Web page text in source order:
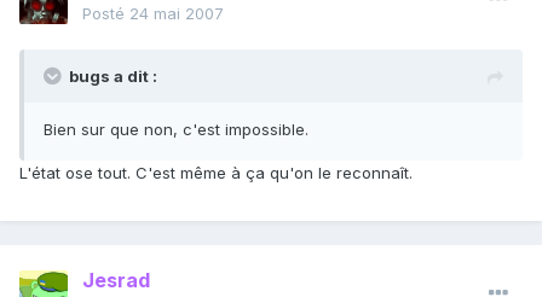
Posté 24 mai 2007
bugs a dit :
Bien sur que non, c'est impossible.
L'état ose tout. C'est même à ça qu'on le reconnaît.
Jesrad